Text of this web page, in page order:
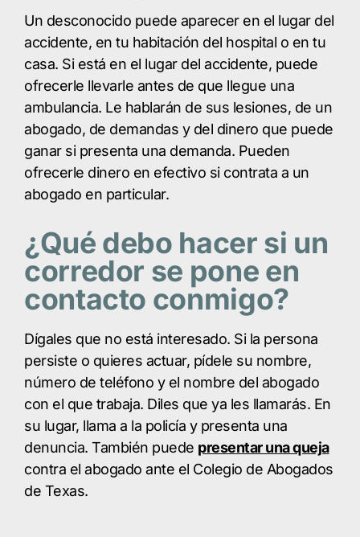
Un desconocido puede aparecer en el lugar del
accidente, en tu habitación del hospital o en tu
casa. Si está en el lugar del accidente, puede
ofrecerle llevarle antes de que llegue una
ambulancia. Le hablarán de sus lesiones, de un
abogado, de demandas y del dinero que puede
ganar si presenta una demanda. Pueden
ofrecerle dinero en efectivo si contrata a un
abogado en particular.
¿Qué debo hacer si un
corredor se pone en
contacto conmigo?
Dígales que no está interesado. Si la persona
persiste o quieres actuar, pídele su nombre,
número de teléfono y el nombre del abogado
con el que trabaja. Diles que ya les llamarás. En
su lugar, llama a la policía y presenta una
denuncia. También puede presentar una queja
contra el abogado ante el Colegio de Abogados
de Texas.